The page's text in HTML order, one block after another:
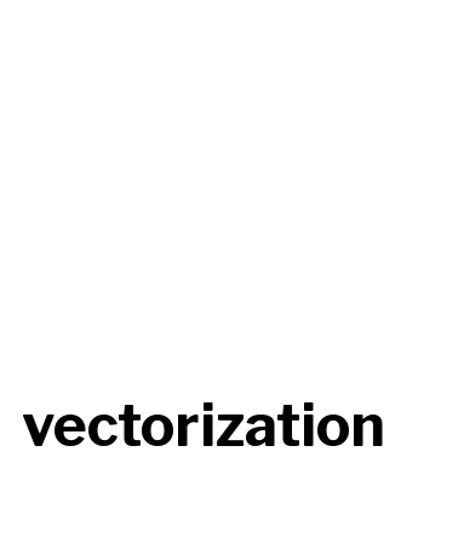
vectorization